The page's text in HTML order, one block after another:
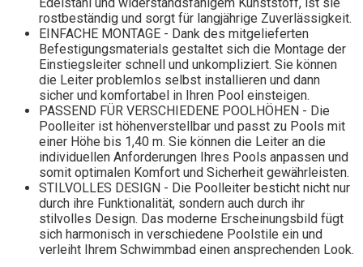
rostbeständig und sorgt für langjährige Zuverlässigkeit.
EINFACHE MONTAGE - Dank des mitgelieferten
Befestigungsmaterials gestaltet sich die Montage der
Einstiegsleiter schnell und unkompliziert. Sie können
die Leiter problemlos selbst installieren und dann
sicher und komfortabel in Ihren Pool einsteigen.
PASSEND FÜR VERSCHIEDENE POOLHÖHEN - Die
Poolleiter ist höhenverstellbar und passt zu Pools mit
einer Höhe bis 1,40 m. Sie können die Leiter an die
individuellen Anforderungen Ihres Pools anpassen und
somit optimalen Komfort und Sicherheit gewährleisten.
STILVOLLES DESIGN - Die Poolleiter besticht nicht nur
durch ihre Funktionalität, sondern auch durch ihr
stilvolles Design. Das moderne Erscheinungsbild fügt
sich harmonisch in verschiedene Poolstile ein und
verleiht Ihrem Schwimmbad einen ansprechenden Look.